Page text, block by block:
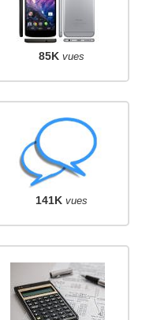
85K vues
141K vues